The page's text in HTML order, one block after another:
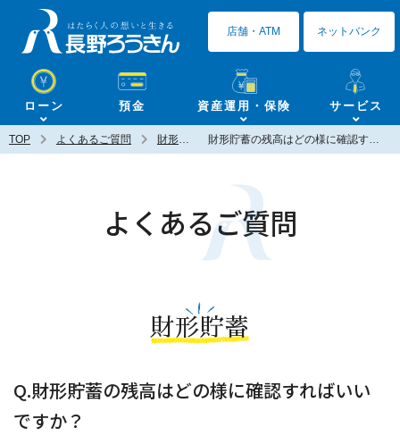
ローン 預金 資産運用・保険 サービス
店舗・ATM ネットバンク
TOP よくあるご質問 財形貯蓄 財形貯蓄の残高はどの様に確認すればいいですか？
よくあるご質問
財形貯蓄
Q.財形貯蓄の残高はどの様に確認すればいい
ですか？